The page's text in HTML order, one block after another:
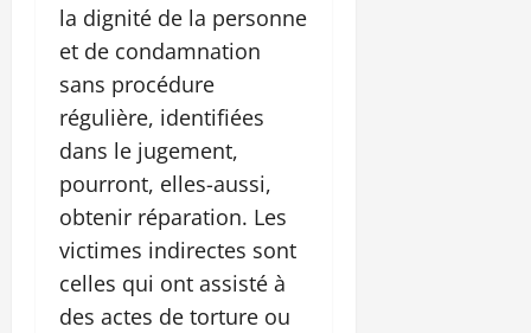
la dignité de la personne
et de condamnation
sans procédure
régulière, identifiées
dans le jugement,
pourront, elles-aussi,
obtenir réparation. Les
victimes indirectes sont
celles qui ont assisté à
des actes de torture ou